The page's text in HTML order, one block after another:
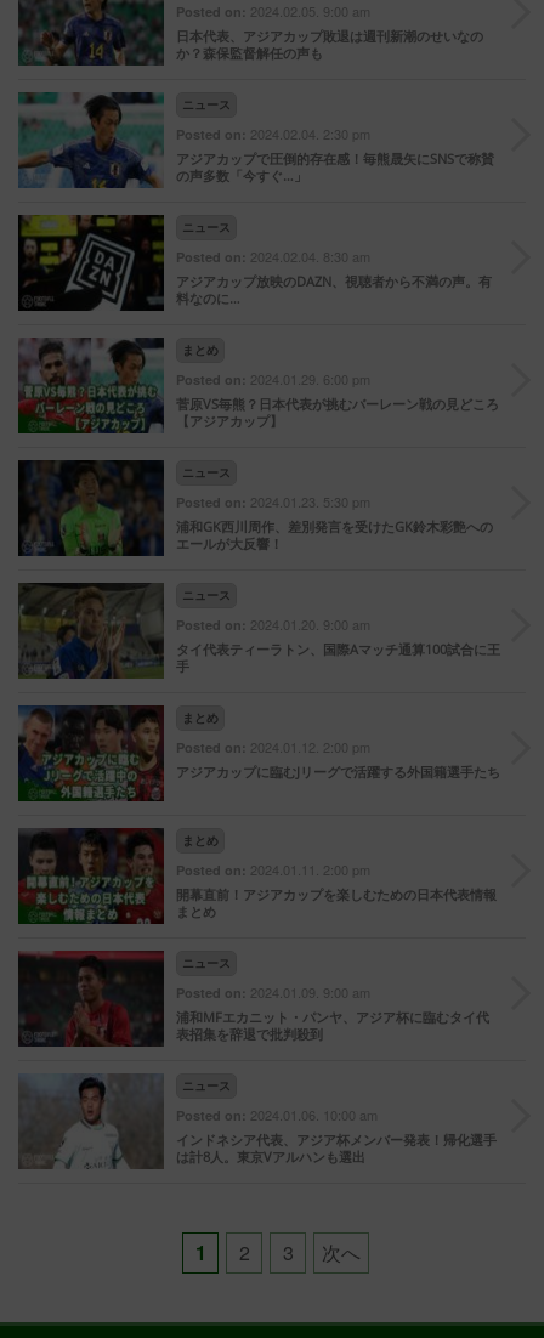
Posted on: 2024.02.05. 9:00 am
日本代表、アジアカップ敗退は週刊新潮のせいなの
か？森保監督解任の声も
ニュース
Posted on: 2024.02.04. 2:30 pm
アジアカップで圧倒的存在感！毎熊晟矢にSNSで称賛
の声多数「今すぐ…」
ニュース
Posted on: 2024.02.04. 8:30 am
アジアカップ放映のDAZN、視聴者から不満の声。有
料なのに…
まとめ
Posted on: 2024.01.29. 6:00 pm
菅原VS毎熊？日本代表が挑むバーレーン戦の見どころ
【アジアカップ】
ニュース
Posted on: 2024.01.23. 5:30 pm
浦和GK西川周作、差別発言を受けたGK鈴木彩艶への
エールが大反響！
ニュース
Posted on: 2024.01.20. 9:00 am
タイ代表ティーラトン、国際Aマッチ通算100試合に王
手
まとめ
Posted on: 2024.01.12. 2:00 pm
アジアカップに臨むJリーグで活躍する外国籍選手たち
まとめ
Posted on: 2024.01.11. 2:00 pm
開幕直前！アジアカップを楽しむための日本代表情報
まとめ
ニュース
Posted on: 2024.01.09. 9:00 am
浦和MFエカニット・パンヤ、アジア杯に臨むタイ代
表招集を辞退で批判殺到
ニュース
Posted on: 2024.01.06. 10:00 am
インドネシア代表、アジア杯メンバー発表！帰化選手
は計8人。東京Vアルハンも選出
Posts
pagination
1 2 3 次へ